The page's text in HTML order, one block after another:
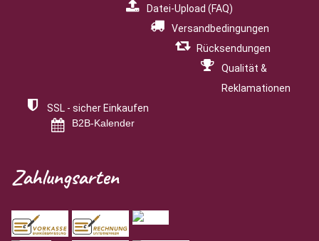
Datei-Upload (FAQ)
Versandbedingungen
Rücksendungen
Qualität &
Reklamationen
SSL - sicher Einkaufen
B2B-Kalender
Zahlungsarten